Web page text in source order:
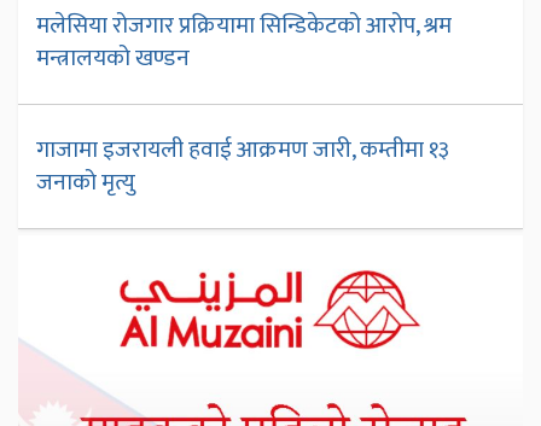
मलेसिया रोजगार प्रक्रियामा सिन्डिकेटको आरोप, श्रम
मन्त्रालयको खण्डन
गाजामा इजरायली हवाई आक्रमण जारी, कम्तीमा १३
जनाको मृत्यु